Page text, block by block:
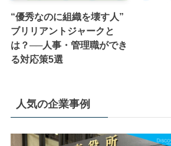
“優秀なのに組織を壊す人”
ブリリアントジャークと
は？──人事・管理職ができ
る対応策5選
人気の企業事例